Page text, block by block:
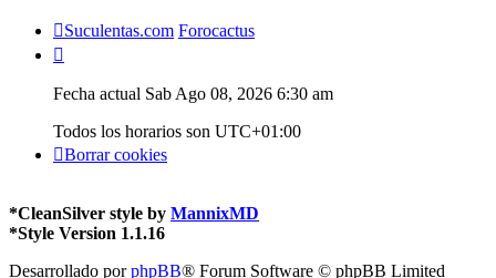
Suculentas.com Forocactus
Fecha actual Sab Ago 08, 2026 6:30 am
Todos los horarios son UTC+01:00
Borrar cookies
*CleanSilver style by MannixMD
*Style Version 1.1.16
Desarrollado porphpBB® Forum Software © phpBB Limited